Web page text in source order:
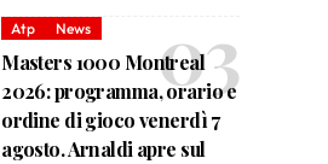
Atp News
Masters 1000 Montreal
2026: programma, orario e
ordine di gioco venerdì 7
agosto. Arnaldi apre sul